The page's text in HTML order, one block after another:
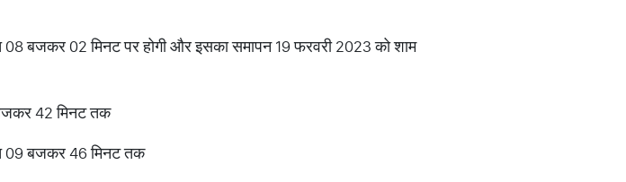
08 बजकर 02 मिनट पर होगी और इसका समापन 19 फरवरी 2023 को शाम
42 मिनट तक
09 बजकर 46 मिनट तक